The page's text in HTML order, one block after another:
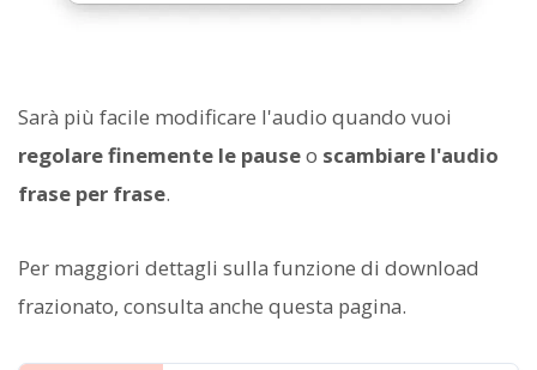
Sarà più facile modificare l'audio quando vuoi
regolare finemente le pauseo scambiare l'audio
frase per frase.
Per maggiori dettagli sulla funzione di download
frazionato, consulta anche questa pagina.